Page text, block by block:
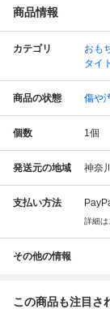
商品情報
カテゴリ おも
タイ
商品の状態 傷や
個数 1個
発送元の地域 神奈
支払い方法
詳細は
その他の情報
この商品も注目さ